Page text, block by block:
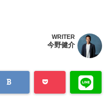
WRITER
今野健介